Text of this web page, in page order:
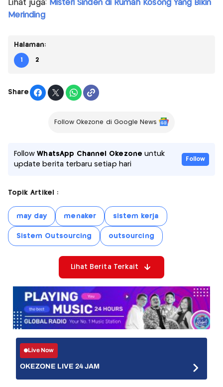
Lihat juga: Misteri Sinden di Rumah Kosong Yang Bikin
Merinding
Halaman:
1 2
Share
Follow Okezone di Google News
FollowWhatsApp Channel Okezone untuk
update berita terbaru setiap hari
Follow
Topik Artikel :
may day menaker sistem kerja
Sistem Outsourcing outsourcing
Lihat Berita Terkait
Live Now
OKEZONE LIVE 24 JAM